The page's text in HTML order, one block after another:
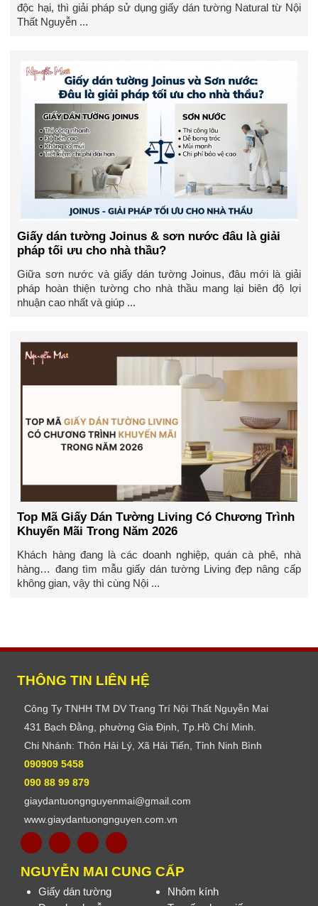
độc hại, thì giải pháp sử dụng giấy dán tường Natural từ Nội
Thất Nguyễn ...
Giấy dán tường Joinus & sơn nước đâu là giải
pháp tối ưu cho nhà thầu?
Giữa sơn nước và giấy dán tường Joinus, đâu mới là giải
pháp hoàn thiện tường cho nhà thầu mang lại biên độ lợi
nhuận cao nhất và giúp ...
Top Mã Giấy Dán Tường Living Có Chương Trình
Khuyến Mãi Trong Năm 2026
Khách hàng đang là các doanh nghiệp, quán cà phê, nhà
hàng… đang tìm mẫu giấy dán tường Living đẹp nâng cấp
không gian, vậy thì cùng Nội ...
THÔNG TIN LIÊN HỆ
Công Ty TNHH TM DV Trang Trí Nội Thất Nguyễn Mai
431 Bạch Đằng, phường Gia Định, Tp.Hồ Chí Minh.
Chi Nhánh: Thôn Hải Lý, Xã Hải Tiến, Tỉnh Ninh Bình
090909 5458
090 88 99 879
giaydantuongnguyenmai@gmail.com
www.giaydantuongnguyen.com.vn
NGUYỄN MAI CUNG CẤP
Giấy dán tường
Nhôm kính